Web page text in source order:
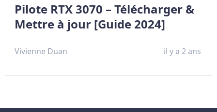
Pilote RTX 3070 – Télécharger &
Mettre à jour [Guide 2024]
Vivienne Duan il y a 2 ans